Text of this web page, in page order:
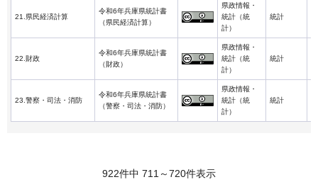
21.県民経済計算
令和6年兵庫県統計書
（県民経済計算）
県政情報・
統計（統
計）
統計
22.財政
令和6年兵庫県統計書
（財政）
県政情報・
統計（統
計）
統計
23.警察・司法・消防
令和6年兵庫県統計書
（警察・司法・消防）
県政情報・
統計（統
計）
統計
922件中 711～720件表示